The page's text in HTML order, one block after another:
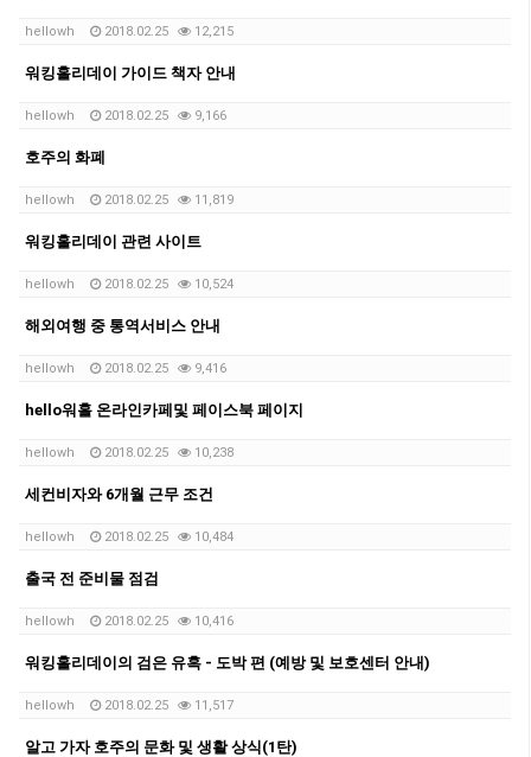
hellowh 2018.02.25 12,215
워킹홀리데이 가이드 책자 안내
hellowh 2018.02.25 9,166
호주의 화폐
hellowh 2018.02.25 11,819
워킹홀리데이 관련 사이트
hellowh 2018.02.25 10,524
해외여행 중 통역서비스 안내
hellowh 2018.02.25 9,416
hello워홀 온라인카페및 페이스북 페이지
hellowh 2018.02.25 10,238
세컨비자와 6개월 근무 조건
hellowh 2018.02.25 10,484
출국 전 준비물 점검
hellowh 2018.02.25 10,416
워킹홀리데이의 검은 유혹 - 도박 편 (예방 및 보호센터 안내)
hellowh 2018.02.25 11,517
알고 가자 호주의 문화 및 생활 상식(1탄)